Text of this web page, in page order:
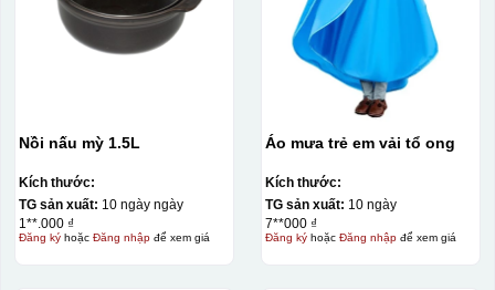
Nồi nấu mỳ 1.5L
Kích thước:
TG sản xuất: 10 ngày ngày
1**.000 ₫
Đăng kýhoặc Đăng nhậpđể xem giá
Áo mưa trẻ em vải tổ ong
Kích thước:
TG sản xuất: 10 ngày
7**000 ₫
Đăng kýhoặc Đăng nhậpđể xem giá